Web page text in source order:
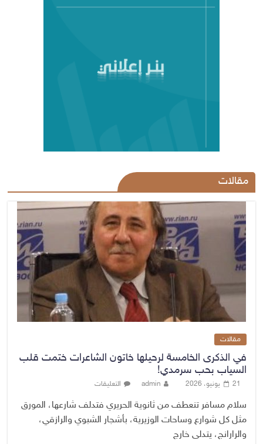
مقالات
مقالات
في الذكرى الخامسة لرحيلها خاتون الشاعرات ختمت قلب
السياب بحب سرمدي!
21 يونيو، 2026 admin التعليقات
سلام مسافر تنعطف من ثانوية الحريري فتدلف شارعها، المورق
مثل كل شوارع وساحات الوزيرية، بأشجار الشبوي والرازقي،
والرارانج، يتدلى خارج